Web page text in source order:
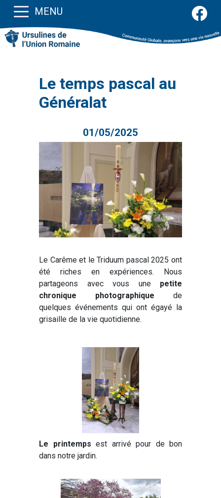
MENU
Le temps pascal au
Généralat
01/05/2025
Le Carême et le Triduum pascal 2025 ont
été riches en expériences. Nous
partageons avec vous une petite
chronique photographique de
quelques événements qui ont égayé la
grisaille de la vie quotidienne.
Le printemps est arrivé pour de bon
dans notre jardin.